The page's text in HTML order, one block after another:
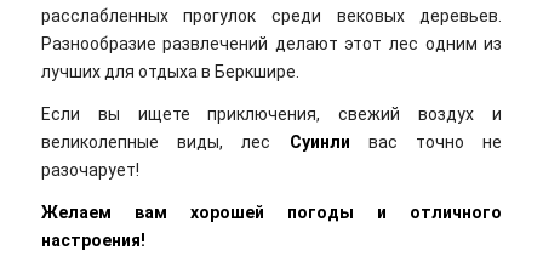
расслабленных прогулок среди вековых деревьев.
Разнообразие развлечений делают этот лес одним из
лучших для отдыха в Беркшире.
Если вы ищете приключения, свежий воздух и
великолепные виды, лес Суинли вас точно не
разочарует!
Желаем вам хорошей погоды и отличного
настроения!